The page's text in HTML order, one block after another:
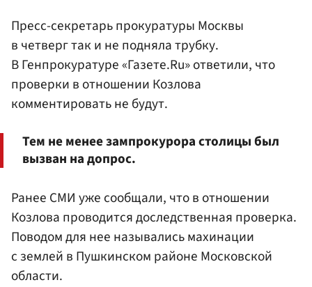
Пресс-секретарь прокуратуры Москвы
в четверг так и не подняла трубку.
В Генпрокуратуре «Газете.Ru» ответили, что
проверки в отношении Козлова
комментировать не будут.
Тем не менее зампрокурора столицы был
вызван на допрос.
Ранее СМИ уже сообщали, что в отношении
Козлова проводится доследственная проверка.
Поводом для нее назывались махинации
с землей в Пушкинском районе Московской
области.